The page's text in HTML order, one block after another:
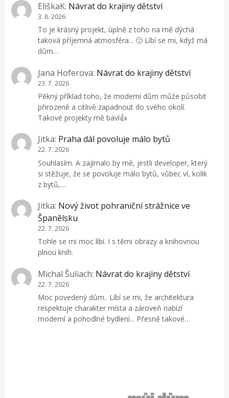
EliškaK: Návrat do krajiny dětství
3. 8. 2026
To je krásný projekt, úplně z toho na mě dýchá
taková příjemná atmosféra... 🙂 Líbí se mi, když má
dům…
Jana Hoferova: Návrat do krajiny dětství
23. 7. 2026
Pěkný příklad toho, že moderní dům může působit
přirozeně a citlivě zapadnout do svého okolí.
Takové projekty mě baví👍
Jitka: Praha dál povoluje málo bytů
22. 7. 2026
Souhlasím. A zajímalo by mě, jestli developer, který
si stěžuje, že se povoluje málo bytů, vůbec ví, kolik
z bytů,…
Jitka: Nový život pohraniční strážnice ve
Španělsku
22. 7. 2026
Tohle se mi moc líbí. I s těmi obrazy a knihovnou
plnou knih.
Michal Šuliach: Návrat do krajiny dětství
22. 7. 2026
Moc povedený dům.. Líbí se mi, že architektura
respektuje charakter místa a zároveň nabízí
moderní a pohodlné bydlení... Přesně takové…